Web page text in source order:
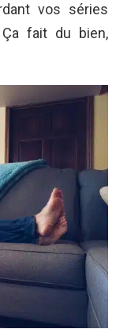
vos séries
fait du bien,